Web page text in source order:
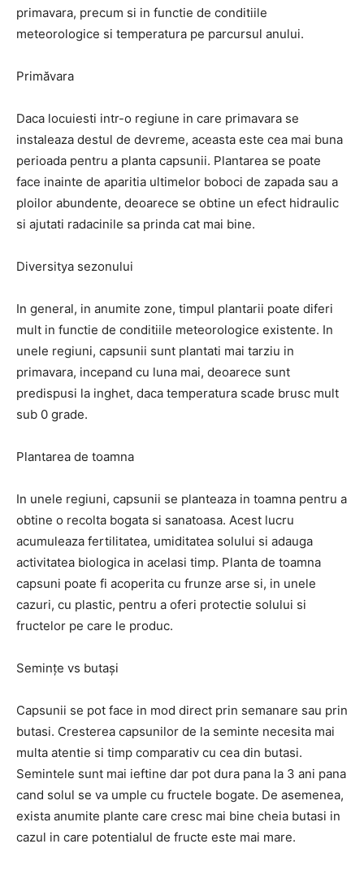
primavara, precum si in functie de conditiile
meteorologice si temperatura pe parcursul anului.
Primăvara
Daca locuiesti intr-o regiune in care primavara se
instaleaza destul de devreme, aceasta este cea mai buna
perioada pentru a planta capsunii. Plantarea se poate
face inainte de aparitia ultimelor boboci de zapada sau a
ploilor abundente, deoarece se obtine un efect hidraulic
si ajutati radacinile sa prinda cat mai bine.
Diversitya sezonului
In general, in anumite zone, timpul plantarii poate diferi
mult in functie de conditiile meteorologice existente. In
unele regiuni, capsunii sunt plantati mai tarziu in
primavara, incepand cu luna mai, deoarece sunt
predispusi la inghet, daca temperatura scade brusc mult
sub 0 grade.
Plantarea de toamna
In unele regiuni, capsunii se planteaza in toamna pentru a
obtine o recolta bogata si sanatoasa. Acest lucru
acumuleaza fertilitatea, umiditatea solului si adauga
activitatea biologica in acelasi timp. Planta de toamna
capsuni poate fi acoperita cu frunze arse si, in unele
cazuri, cu plastic, pentru a oferi protectie solului si
fructelor pe care le produc.
Semințe vs butași
Capsunii se pot face in mod direct prin semanare sau prin
butasi. Cresterea capsunilor de la seminte necesita mai
multa atentie si timp comparativ cu cea din butasi.
Semintele sunt mai ieftine dar pot dura pana la 3 ani pana
cand solul se va umple cu fructele bogate. De asemenea,
exista anumite plante care cresc mai bine cheia butasi in
cazul in care potentialul de fructe este mai mare.